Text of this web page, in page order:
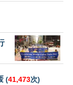
(41,473次)